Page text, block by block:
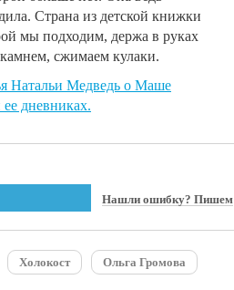
Страна из детской книжки
мы подходим, держа в руках
сжимаем кулаки.
Натальи Медведь о Маше
дневниках.
Нашли ошибку? Пишем
Холокост Ольга Громова